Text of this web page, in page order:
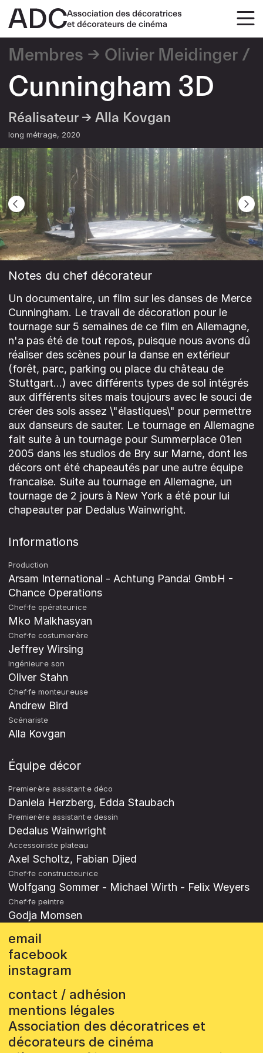
Membres Olivier Meidinger
Cunningham 3D
Réalisateur → Alla Kovgan
long métrage 2020
Notes du chef décorateur
Un documentaire, un film sur les danses de Merce
Cunningham. Le travail de décoration pour le
tournage sur 5 semaines de ce film en Allemagne,
n'a pas été de tout repos, puisque nous avons dû
réaliser des scènes pour la danse en extérieur
(forêt, parc, parking ou place du château de
Stuttgart...) avec différents types de sol intégrés
aux différents sites mais toujours avec le souci de
créer des sols assez \"élastiques\" pour permettre
aux danseurs de sauter. Le tournage en Allemagne
fait suite à un tournage pour Summerplace 01en
2005 dans les studios de Bry sur Marne, dont les
décors ont été chapeautés par une autre équipe
francaise. Suite au tournage en Allemagne, un
tournage de 2 jours à New York a été pour lui
chapeauter par Dedalus Wainwright.
Informations
Production
Arsam International - Achtung Panda! GmbH -
Chance Operations
Chef·fe opérateur·ice
Mko Malkhasyan
Chef·fe costumier·ère
Jeffrey Wirsing
Ingénieur·e son
Oliver Stahn
Chef·fe monteur·euse
Andrew Bird
Scénariste
Alla Kovgan
Équipe décor
Premier·ère assistant·e déco
Daniela Herzberg, Edda Staubach
Premier·ère assistant·e dessin
Dedalus Wainwright
Accessoiriste plateau
Axel Scholtz, Fabian Djied
Chef·fe constructeur·ice
Wolfgang Sommer - Michael Wirth - Felix Weyers
Chef·fe peintre
Godja Momsen
email
facebook
instagram
contact / adhésion
mentions légales
Association des décoratrices et
décorateurs de cinéma